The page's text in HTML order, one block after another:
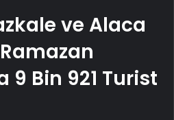
ve Alaca
9 Bin 921 Turist